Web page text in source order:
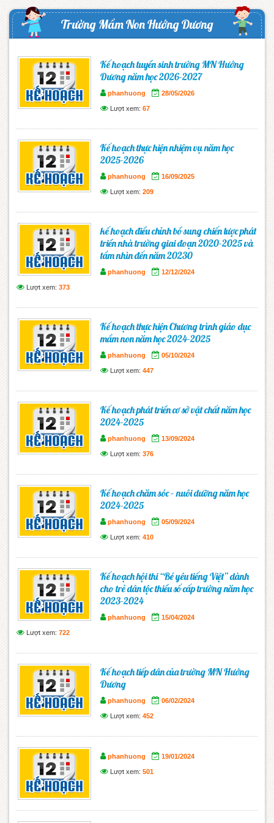
Trường Mầm Non Hướng Dương
Kế hoạch tuyển sinh trường MN Hướng
Dương năm học 2026-2027
phanhuong 28/05/2026
Lượt xem: 67
Kế hoạch thực hiện nhiệm vụ năm học
2025-2026
phanhuong 16/09/2025
Lượt xem: 209
kế hoạch điều chỉnh bổ sung chiến lược phát
triển nhà trường giai đoạn 2020-2025 và
tầm nhìn đến năm 20230
phanhuong 12/12/2024
Lượt xem: 373
Kế hoạch thực hiện Chương trình giáo dục
mầm non năm học 2024-2025
phanhuong 05/10/2024
Lượt xem: 447
Kế hoạch phát triển cơ sở vật chất năm học
2024-2025
phanhuong 13/09/2024
Lượt xem: 376
Kế hoạch chăm sóc – nuôi dưỡng năm học
2024-2025
phanhuong 05/09/2024
Lượt xem: 410
Kế hoạch hội thi “Bé yêu tiếng Việt” dành
cho trẻ dân tộc thiểu số cấp trường năm học
2023-2024
phanhuong 15/04/2024
Lượt xem: 722
Kế hoạch tiếp dân của trường MN Hướng
Dương
phanhuong 06/02/2024
Lượt xem: 452
phanhuong 19/01/2024
Lượt xem: 501